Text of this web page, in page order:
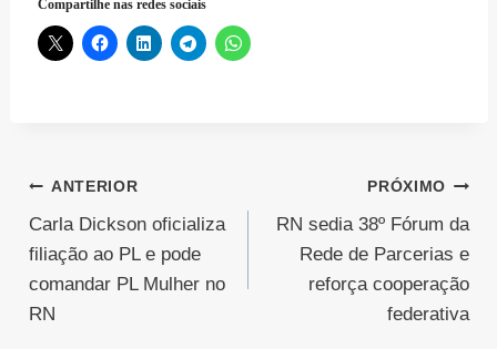
Compartilhe nas redes sociais
Navegação
de
Post
ANTERIOR
Carla Dickson oficializa
filiação ao PL e pode
comandar PL Mulher no
RN
PRÓXIMO
RN sedia 38º Fórum da
Rede de Parcerias e
reforça cooperação
federativa